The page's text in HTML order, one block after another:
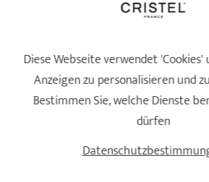
Die Beignets in der Zucker-Zimt-
FÜR DIESES REZEPT KLEINE
ZIMT / LIMETTE VERWENDETE
PRODUKTE.
Diese Webseite verwendet
Anzeigen zu personalisieren und
Bestimmen Sie, welche Dienste
dürfen